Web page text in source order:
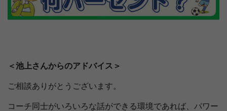
＜池上さんからのアドバイス＞
ご相談ありがとうございます。
コーチ同士がいろいろな話ができる環境であれば、パワー